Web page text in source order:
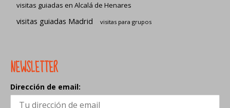
visitas guiadas en Alcalá de Henares
visitas guiadas Madrid visitas para grupos
NEWSLETTER
Dirección de email: